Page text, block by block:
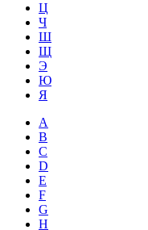
Ц
Ч
Ш
Щ
Э
Ю
Я
A
B
C
D
E
F
G
H